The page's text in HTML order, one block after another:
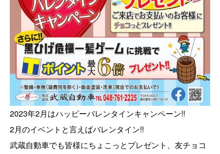
2023年2月はハッピーバレンタインキャンペーン!!
2月のイベントと言えばバレンタイン!!
武蔵自動車でも皆様にちょこっとプレゼント、友チョコ